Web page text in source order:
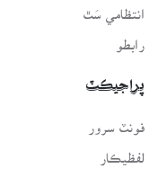
انتظامي سَٿ
رابطو
پراجيڪٽ
فونٽ سرور
لفظيڪار